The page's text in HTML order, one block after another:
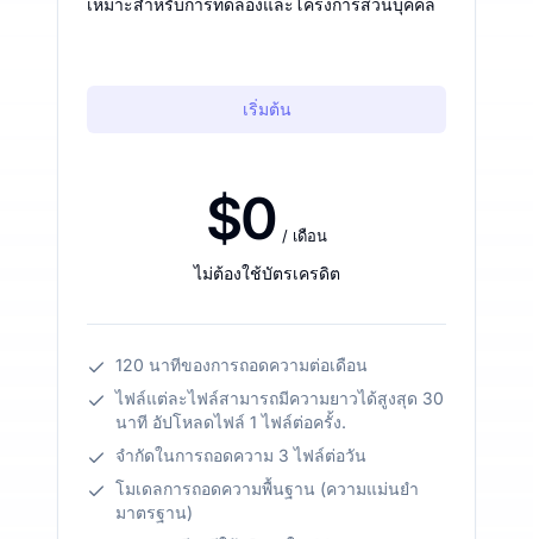
เริ่มต้น
$0 / เดือน
ไม่ต้องใช้บัตรเครดิต
120 นาทีของการถอดความต่อเดือน
ไฟล์แต่ละไฟล์สามารถมีความยาวได้สูงสุด 30
นาที อัปโหลดไฟล์ 1 ไฟล์ต่อครั้ง.
จำกัดในการถอดความ 3 ไฟล์ต่อวัน
โมเดลการถอดความพื้นฐาน (ความแม่นยำ
มาตรฐาน)